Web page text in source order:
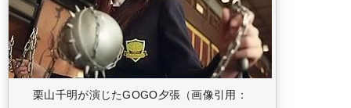
栗山千明が演じたGOGO夕張（画像引用：